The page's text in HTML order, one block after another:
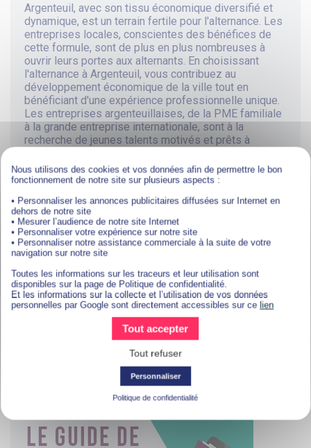
Argenteuil, avec son tissu économique diversifié et
dynamique, est un terrain fertile pour l'alternance. Les
entreprises locales, conscientes des bénéfices de
cette formule, sont de plus en plus nombreuses à
ouvrir leurs portes aux alternants. En choisissant
l'alternance à Argenteuil, vous contribuez au
développement économique de la ville tout en
bénéficiant d'une expérience professionnelle unique.
Les entreprises argenteuillaises, de la PME familiale
à la grande entreprise internationale, sont à la
recherche de jeunes talents motivés et prêts à
permet de former leurs futurs collaborateurs, de
transmettre leur savoir-faire et de bénéficier d'un
l'opportunité de vous immerger dans le monde
professionnel, de découvrir différents métiers et de
construire votre réseau professionnel.
Argenteuil, c'est aussi un cadre de vie agréable, avec
de nombreux espaces verts, des équipements
sportifs et culturels, et une vie associative
dynamique. L'alternance vous permettra de profiter
pleinement de tout ce que la ville a à offrir, tout en
vous construisant un avenir professionnel solide.
BESOIN D'INFORMATIONS ?
Nous utilisons des cookies et vos données afin de permettre le bon
fonctionnement de notre site sur plusieurs aspects :
• Personnaliser les annonces publicitaires diffusées sur Internet en
dehors de notre site
• Mesurer l’audience de notre site Internet
• Personnaliser votre expérience sur notre site
• Personnaliser notre assistance commerciale à la suite de votre
navigation sur notre site
Toutes les informations sur les traceurs et leur utilisation sont
disponibles sur la page de Politique de confidentialité.
Et les informations sur la collecte et l’utilisation de vos données
personnelles par Google sont directement accessibles sur ce lien
Tout accepter
Tout refuser
Personnaliser
Politique de confidentialité